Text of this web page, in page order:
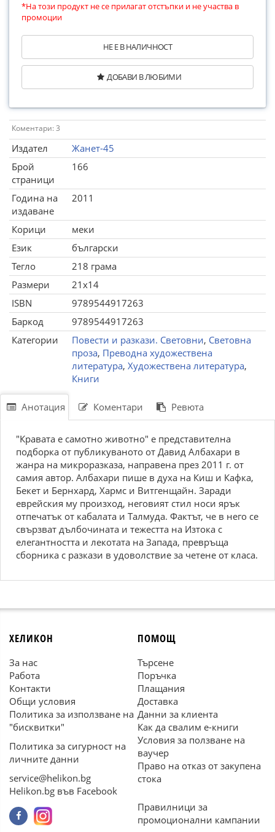
*На този продукт не се прилагат отстъпки и не участва в
промоции
НЕ Е В НАЛИЧНОСТ
ДОБАВИ В ЛЮБИМИ
Коментари: 3
Издател
Жанет-45
Брой
страници
166
Година на
издаване
2011
Корици
меки
Език
български
Тегло
218 грама
Размери
21x14
ISBN
9789544917263
Баркод
9789544917263
Категории
Повести и разкази. Световни, Световна
проза, Преводна художествена
литература, Художествена литература,
Книги
Анотация Коментари Ревюта
"Кравата е самотно животно" е представителна
подборка от публикуваното от Давид Албахари в
жанра на микроразказа, направена през 2011 г. от
самия автор. Албахари пише в духа на Киш и Кафка,
Бекет и Бернхард, Хармс и Витгенщайн. Заради
еврейския му произход, неговият стил носи ярък
отпечатък от кабалата и Талмуда. Фактът, че в него се
свързват дълбочината и тежестта на Изтока с
елегантността и лекотата на Запада, превръща
сборника с разкази в удоволствие за четене от класа.
ХЕЛИКОН
За нас
Работа
Контакти
Общи условия
Политика за използване на
"бисквитки"
Политика за сигурност на
личните данни
service@helikon.bg
Helikon.bg във Facebook
ПОМОЩ
Търсене
Поръчка
Плащания
Доставка
Данни за клиента
Как да свалим е-книги
Условия за ползване на
ваучер
Право на отказ от закупена
стока
Правилници за
промоционални кампании